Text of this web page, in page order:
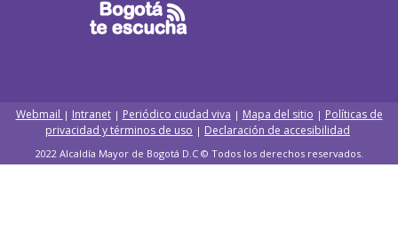
Webmail | Intranet| Periódico ciudad viva | Mapa del sitio | Políticas de
privacidad y términos de uso | Declaración de accesibilidad
2022 Alcaldía Mayor de Bogotá D.C © Todos los derechos reservados.